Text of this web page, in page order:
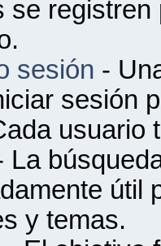
se
sesión -
sesión
usuario
La
útil
y temas.